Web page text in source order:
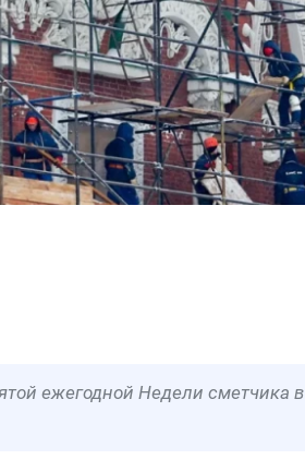
ежегодной Недели сметчика в